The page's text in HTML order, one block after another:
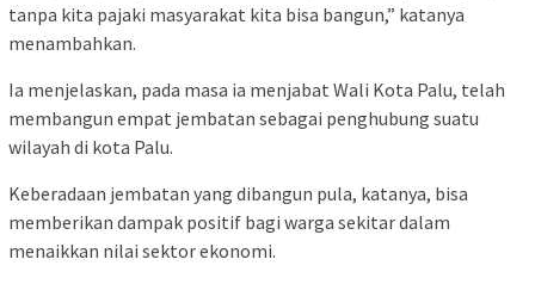
tanpa kita pajaki masyarakat kita bisa bangun,” katanya
menambahkan.
Ia menjelaskan, pada masa ia menjabat Wali Kota Palu, telah
membangun empat jembatan sebagai penghubung suatu
wilayah di kota Palu.
Keberadaan jembatan yang dibangun pula, katanya, bisa
memberikan dampak positif bagi warga sekitar dalam
menaikkan nilai sektor ekonomi.